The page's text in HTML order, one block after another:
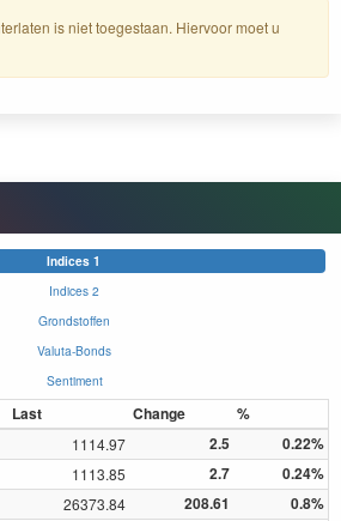
is niet toegestaan. Hiervoor moet u
Indices 1
Indices 2
Grondstoffen
Valuta-Bonds
Sentiment
Last Change
%
1114.97 2.5
0.22%
1113.85 2.7
0.24%
26373.84 208.61
0.8%